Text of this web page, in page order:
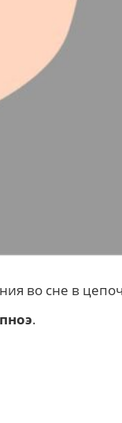
во сне в
.